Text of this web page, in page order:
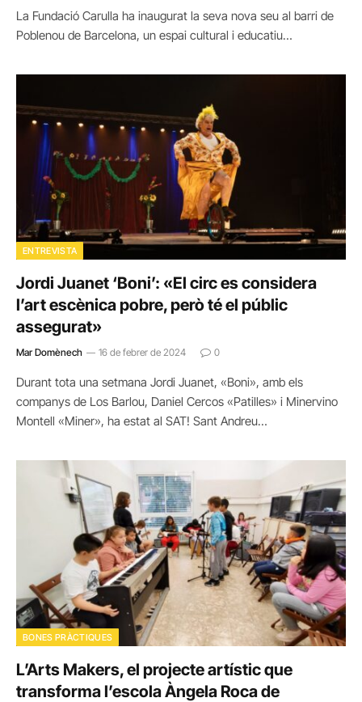
La Fundació Carulla ha inaugurat la seva nova seu al barri de
Poblenou de Barcelona, un espai cultural i educatiu…
ENTREVISTA
Jordi Juanet ‘Boni’: «El circ es considera
l’art escènica pobre, però té el públic
assegurat»
Mar Domènech 16 de febrer de 2024 0
Durant tota una setmana Jordi Juanet, «Boni», amb els
companys de Los Barlou, Daniel Cercos «Patilles» i Minervino
Montell «Miner», ha estat al SAT! Sant Andreu…
BONES PRÀCTIQUES
L’Arts Makers, el projecte artístic que
transforma l’escola Àngela Roca de